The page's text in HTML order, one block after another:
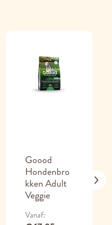
Goood
Hondenbro
kken Adult
Veggie
Vanaf